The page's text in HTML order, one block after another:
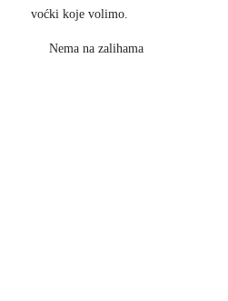
voćki koje volimo.
Nema na zalihama